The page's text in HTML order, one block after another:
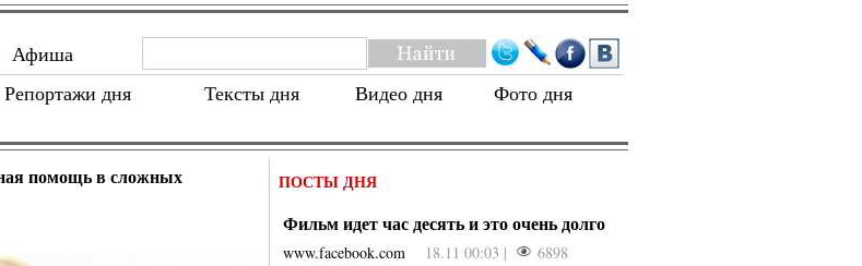
Афиша
Репортажи дня Тексты дня Видео дня Фото дня
помощь в сложных
ПОСТЫ ДНЯ
Фильм идет час десять и это очень долго
www.facebook.com 18.11 00:03 |
6898